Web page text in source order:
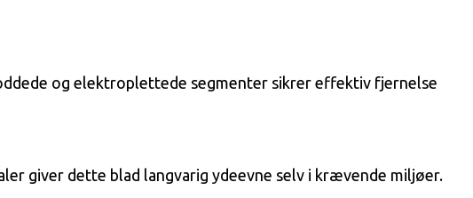
og elektroplettede segmenter sikrer effektiv fjernelse
giver dette blad langvarig ydeevne selv i krævende miljøer.